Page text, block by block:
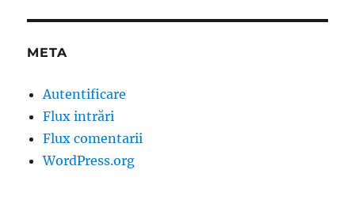
META
Autentificare
Flux intrări
Flux comentarii
WordPress.org